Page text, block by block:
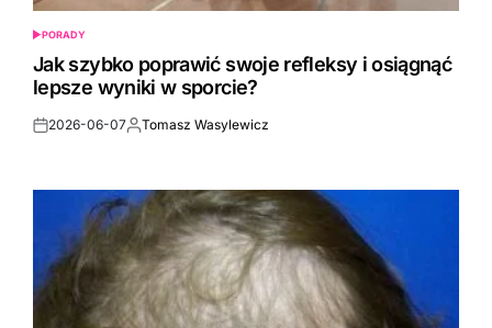
POSTED
IN
PORADY
Jak szybko poprawić swoje refleksy i osiągnąć
lepsze wyniki w sporcie?
Post2026-06-07By:Tomasz Wasylewicz